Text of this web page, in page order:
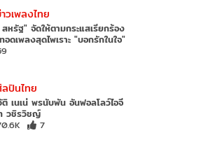
วเพลงไทย
หรัฐ" จัดให้ตามกระแสเรียกร้อง
อดเพลงสุดไพเราะ "บอกรักในใจ"
ปินไทย
ติ เนเน่ พรนับพัน อันฟอลโลว์ไอจี
วชิรวิชญ์
7